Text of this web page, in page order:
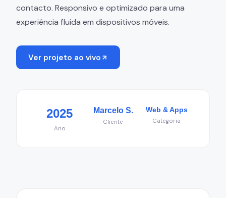
contacto. Responsivo e optimizado para uma
experiência fluida em dispositivos móveis.
Ver projeto ao vivo
2025
Ano
Marcelo S.
Cliente
Web & Apps
Categoria